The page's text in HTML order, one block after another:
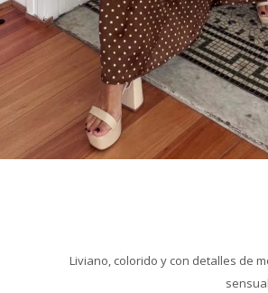
Liviano, colorido y con detalles de